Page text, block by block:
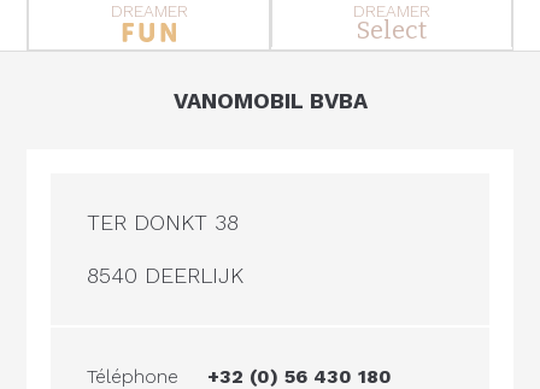
DREAMER DREAMER
Select
VANOMOBIL BVBA
TER DONKT 38
8540 DEERLIJK
Téléphone
+32 (0) 56 430 180